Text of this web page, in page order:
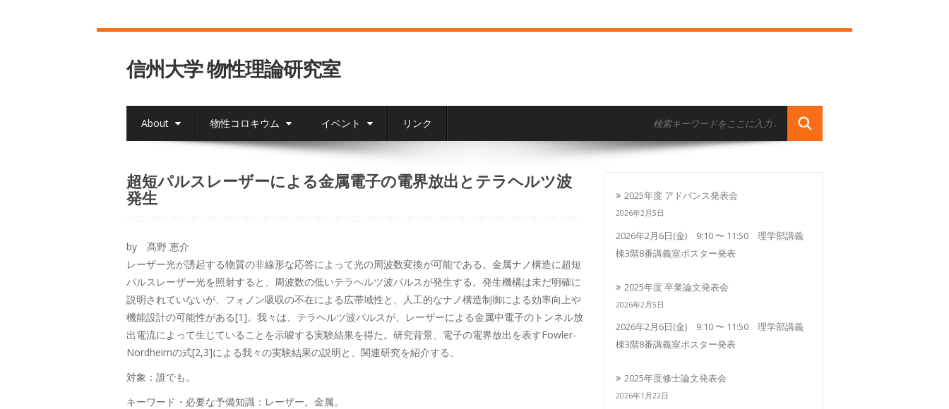
信州大学 物性理論研究室
About 物性コロキウム イベント リンク
超短パルスレーザーによる金属電子の電界放出とテラヘルツ波
発生
by 髙野 恵介
レーザー光が誘起する物質の非線形な応答によって光の周波数変換が可能である。金属ナノ構造に超短
パルスレーザー光を照射すると、周波数の低いテラヘルツ波パルスが発生する。発生機構は未だ明確に
説明されていないが、フォノン吸収の不在による広帯域性と、人工的なナノ構造制御による効率向上や
機能設計の可能性がある[1]。我々は、テラヘルツ波パルスが、レーザーによる金属中電子のトンネル放
出電流によって生じていることを示唆する実験結果を得た。研究背景、電子の電界放出を表すFowler-
Nordheimの式[2,3]による我々の実験結果の説明と、関連研究を紹介する。
対象：誰でも。
キーワード・必要な予備知識：レーザー。金属。
2025年度 アドバンス発表会
2026年2月5日
2026年2月6日(金) 9:10 〜 11:50 理学部講義
棟3階8番講義室ポスター発表
2025年度 卒業論文発表会
2026年2月5日
2026年2月6日(金) 9:10 〜 11:50 理学部講義
棟3階8番講義室ポスター発表
2025年度修士論文発表会
2026年1月22日